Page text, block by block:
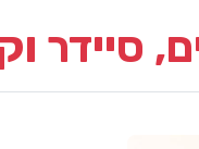
סיידר